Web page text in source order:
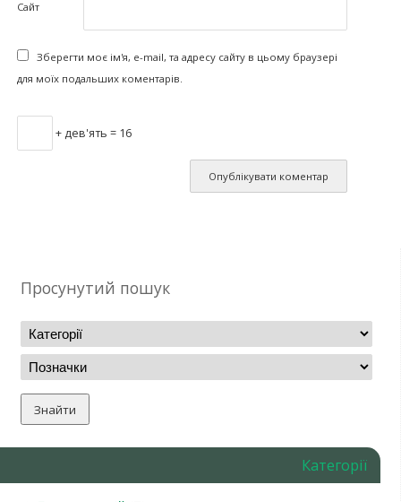
Сайт
Зберегти моє ім'я, e-mail, та адресу сайту в цьому браузері
для моїх подальших коментарів.
+ дев'ять = 16
Просунутий пошук
Категорії